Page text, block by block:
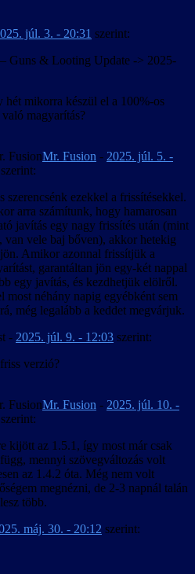
júl. 3. - 20:31 szerint:
Guns & Looting Update -> 2025-
hét mikorra készül el a 100%-os
magyarítás?
Mr. Fusion - 2025. júl. 5. -
szerint:
szerencsénk ezekkel a frissítésekkel.
arra számítunk, hogy hamarosan
javítás egy nagy frissítés után (mint
van vele baj bőven), akkor hetekig
Amikor azonnal frissítjük a
garantáltan jön egy-két nappal
egy javítás, és kezdhetjük elölről.
most néhány napig egyébként sem
még legalább a keddet megvárjuk.
- 2025. júl. 9. - 12:03 szerint:
verzió?
Mr. Fusion - 2025. júl. 10. -
szerint:
kijött az 1.5.1, így most már csak
mennyi szövegváltozás volt
az 1.4.2 óta. Még nem volt
megnézni, de 2-3 napnál talán
több.
máj. 30. - 20:12 szerint: